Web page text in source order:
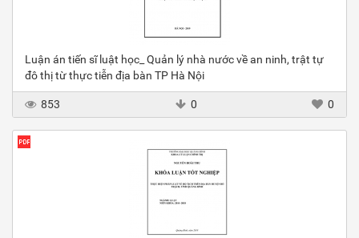
Luận án tiến sĩ luật học_ Quản lý nhà nước về an ninh, trật tự
đô thị từ thực tiễn địa bàn TP Hà Nội
853 0 0